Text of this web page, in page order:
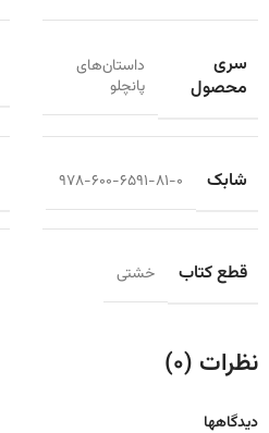
سری
محصول
داستان‌های
پانچلو
شابک 978-600-6591-81-0
قطع کتاب خشتی
نظرات (0)
دیدگاهها